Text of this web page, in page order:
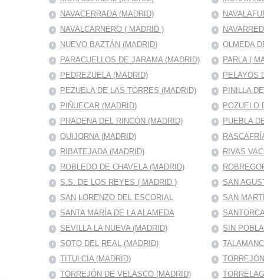
NAVACERRADA (MADRID)
NAVALCARNERO ( MADRID )
NUEVO BAZTÁN (MADRID)
OLMEDA
PARACUELLOS DE JARAMA (MADRID)
PARLA (
PEDREZUELA (MADRID)
PELAYOS
PEZUELA DE LAS TORRES (MADRID)
PINILLA
PIÑUECAR (MADRID)
POZUELO
PRADENA DEL RINCÓN (MADRID)
PUEBLA
QUIJORNA (MADRID)
RIBATEJADA (MADRID)
RIVAS
ROBLEDO DE CHAVELA (MADRID)
S.S. DE LOS REYES ( MADRID )
SAN
SAN LORENZO DEL ESCORIAL
SAN
SANTA MARÍA DE LA ALAMEDA
SEVILLA LA NUEVA (MADRID)
SIN
SOTO DEL REAL (MADRID)
TITULCIA (MADRID)
TORREJÓN DE VELASCO (MADRID)